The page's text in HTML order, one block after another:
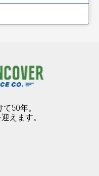
50年。
えます。